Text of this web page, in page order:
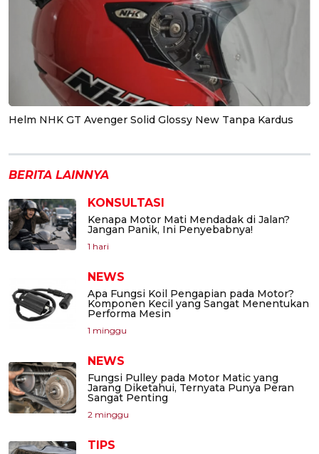
Helm NHK GT Avenger Solid Glossy New Tanpa Kardus
BERITA LAINNYA
KONSULTASI
Kenapa Motor Mati Mendadak di Jalan?
Jangan Panik, Ini Penyebabnya!
1 hari
NEWS
Apa Fungsi Koil Pengapian pada Motor?
Komponen Kecil yang Sangat Menentukan
Performa Mesin
1 minggu
NEWS
Fungsi Pulley pada Motor Matic yang
Jarang Diketahui, Ternyata Punya Peran
Sangat Penting
2 minggu
TIPS